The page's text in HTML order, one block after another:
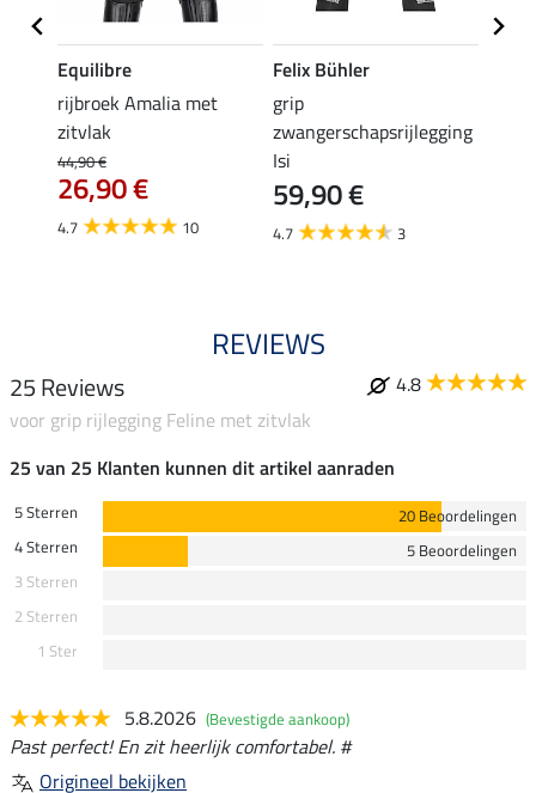
Equilibre
rijbroek Amalia met
zitvlak
44,90 €
26,90 €
4.7 10
Felix Bühler
grip
zwangerschapsrijlegging
Isi
59,90 €
4.7 3
REVIEWS
25 Reviews
4.8
voor grip rijlegging Feline met zitvlak
25 van 25 Klanten kunnen dit artikel aanraden
5 Sterren
20 Beoordelingen
4 Sterren
5 Beoordelingen
3 Sterren
2 Sterren
1 Ster
5.8.2026 (Bevestigde aankoop)
Past perfect! En zit heerlijk comfortabel. #
Origineel bekijken